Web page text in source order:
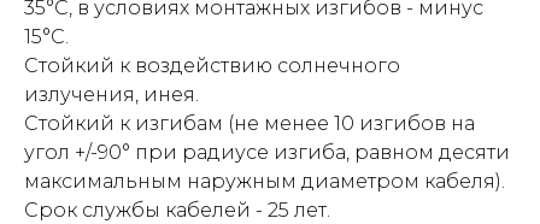
35°С, в условиях монтажных изгибов - минус
15°С.
Стойкий к воздействию солнечного
излучения, инея.
Стойкий к изгибам (не менее 10 изгибов на
угол +/-90° при радиусе изгиба, равном десяти
максимальным наружным диаметром кабеля).
Срок службы кабелей - 25 лет.